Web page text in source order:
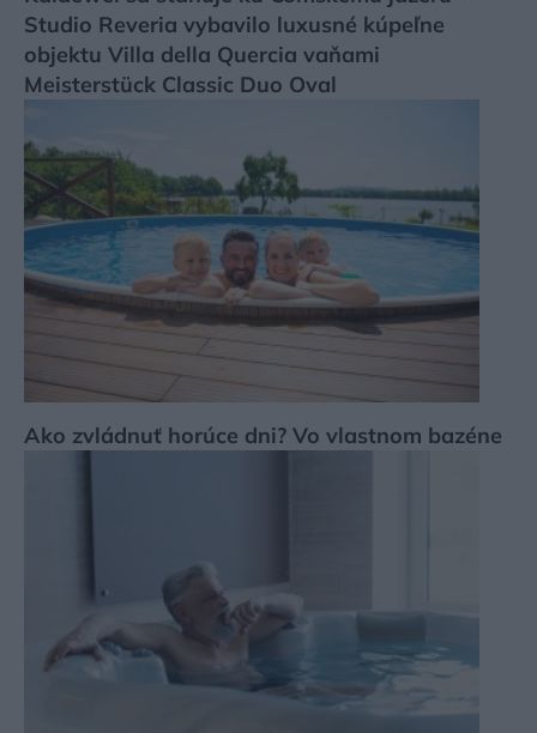
Studio Reveria vybavilo luxusné kúpeľne
objektu Villa della Quercia vaňami
Meisterstück Classic Duo Oval
Ako zvládnuť horúce dni? Vo vlastnom bazéne